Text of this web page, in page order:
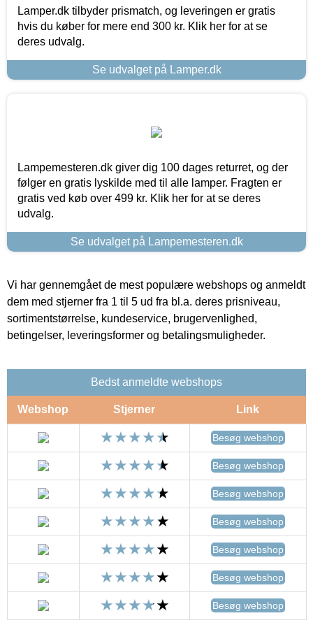
Lamper.dk tilbyder prismatch, og leveringen er gratis
hvis du køber for mere end 300 kr. Klik her for at se
deres udvalg.
Se udvalget på Lamper.dk
Lampemesteren.dk giver dig 100 dages returret, og der
følger en gratis lyskilde med til alle lamper. Fragten er
gratis ved køb over 499 kr. Klik her for at se deres
udvalg.
Se udvalget på Lampemesteren.dk
Vi har gennemgået de mest populære webshops og anmeldt
dem med stjerner fra 1 til 5 ud fra bl.a. deres prisniveau,
sortimentstørrelse, kundeservice, brugervenlighed,
betingelser, leveringsformer og betalingsmuligheder.
Bedst anmeldte webshops
Webshop Stjerner Link
Besøg webshop
Besøg webshop
Besøg webshop
Besøg webshop
Besøg webshop
Besøg webshop
Besøg webshop